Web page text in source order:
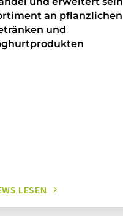
an pflanzlichen
und
LESEN